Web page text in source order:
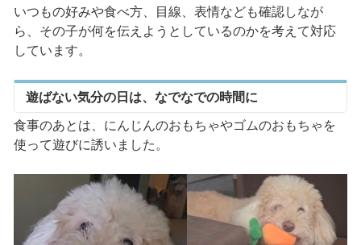
いつもの好みや食べ方、目線、表情なども確認しなが
ら、その子が何を伝えようとしているのかを考えて対応
しています。
遊ばない気分の日は、なでなでの時間に
食事のあとは、にんじんのおもちゃやゴムのおもちゃを
使って遊びに誘いました。